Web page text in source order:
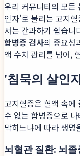
우리 커뮤니티의 모
인자'로 불리는 고지
서는 간과하기 쉽습니
합병증 검사의 중요성
액 수치 관리를 넘어,
'침묵의 살인
고지혈증은 혈액 속에
수 없는 합병증으로
막히느냐에 따라 생명
뇌혈관 질환: 뇌